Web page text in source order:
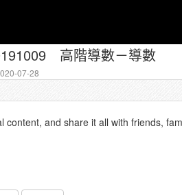
高階導數－導數
07-28
and share it all with friends,